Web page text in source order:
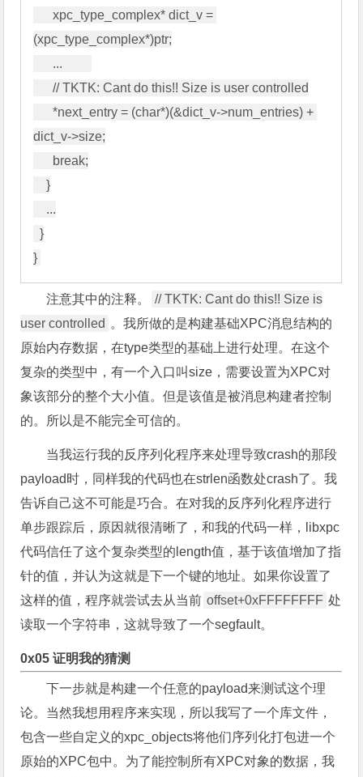
      xpc_type_complex* dict_v =
(xpc_type_complex*)ptr;
      // TKTK: Cant do this!! Size is user controlled
      *next_entry = (char*)(&dict_v->num_entries) +
dict_v->size;
    }
  }
注意其中的注释。
// TKTK: Cant do this!! Size is
user controlled 。我所做的是构建基础XPC消息结构的
原始内存数据，在type类型的基础上进行处理。在这个
复杂的类型中，有一个入口叫size，需要设置为XPC对
象该部分的整个大小值。但是该值是被消息构建者控制
的。所以是不能完全可信的。
当我运行我的反序列化程序来处理导致crash的那段
payload时，同样我的代码也在strlen函数处crash了。我
告诉自己这不可能是巧合。在对我的反序列化程序进行
单步跟踪后，原因就很清晰了，和我的代码一样，libxpc
代码信任了这个复杂类型的length值，基于该值增加了指
针的值，并认为这就是下一个键的地址。如果你设置了
这样的值，程序就尝试去从当前 offset+0xFFFFFFFF 处
读取一个字符串，这就导致了一个segfault。
0x05 证明我的猜测
下一步就是构建一个任意的payload来测试这个理
论。当然我想用程序来实现，所以我写了一个库文件，
包含一些自定义的xpc_objects将他们序列化打包进一个
原始的XPC包中。为了能控制所有XPC对象的数据，我